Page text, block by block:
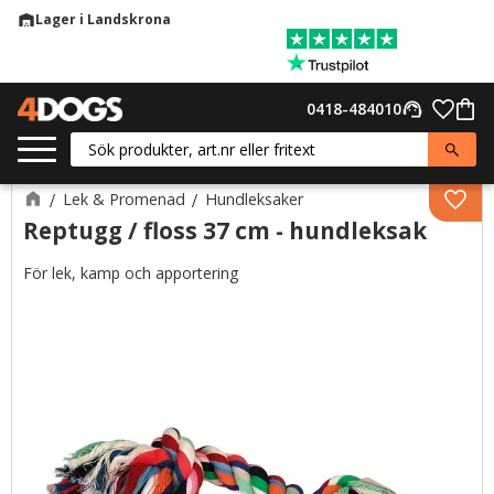
warehouseLager i Landskrona
support_agent
0418-484010
Lek & Promenad Hundleksaker
Reptugg / floss 37 cm - hundleksak
För lek, kamp och apportering